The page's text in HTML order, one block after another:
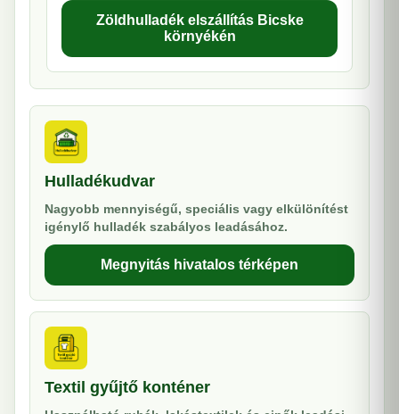
Zöldhulladék elszállítás Bicske
környékén
Hulladékudvar
Nagyobb mennyiségű, speciális vagy elkülönítést
igénylő hulladék szabályos leadásához.
Megnyitás hivatalos térképen
Textil gyűjtő konténer